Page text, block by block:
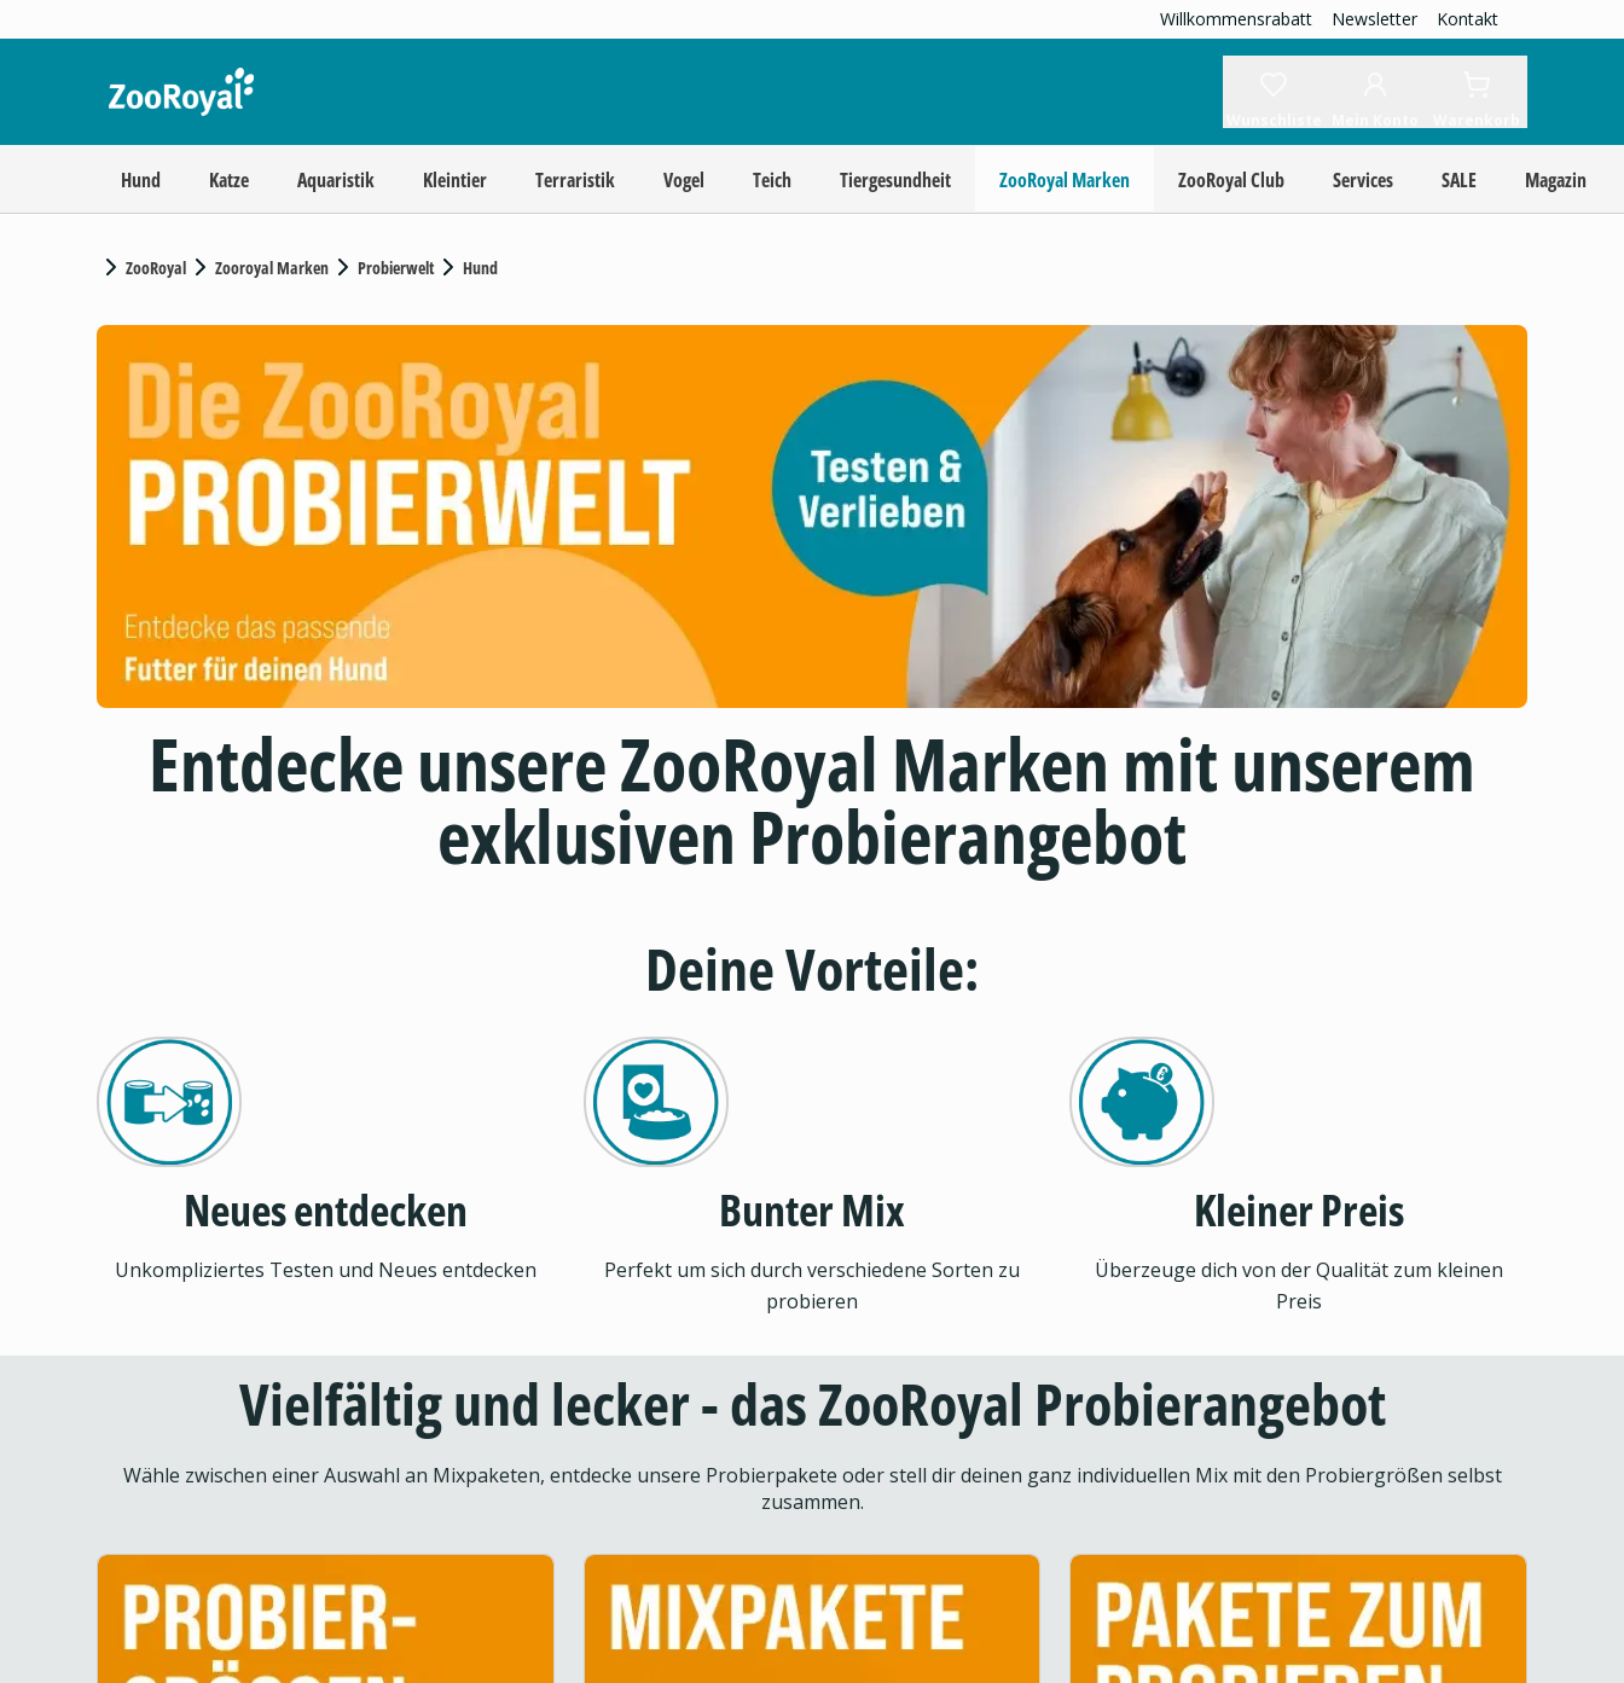
Willkommensrabatt Newsletter Kontakt
Hund Katze Aquaristik Kleintier Terraristik Vogel Teich Tiergesundheit ZooRoyal Marken ZooRoyal Club Services SALE Magazin
ZooRoyal Zooroyal Marken Probierwelt Hund
Entdecke unsere ZooRoyal Marken mit unserem
exklusiven Probierangebot
Deine Vorteile:
Neues entdecken
Unkompliziertes Testen und Neues entdecken
Bunter Mix
Perfekt um sich durch verschiedene Sorten zu
probieren
Kleiner Preis
Überzeuge dich von der Qualität zum kleinen
Preis
Vielfältig und lecker - das ZooRoyal Probierangebot
Wähle zwischen einer Auswahl an Mixpaketen, entdecke unsere Probierpakete oder stell dir deinen ganz individuellen Mix mit den Probiergrößen selbst
zusammen.